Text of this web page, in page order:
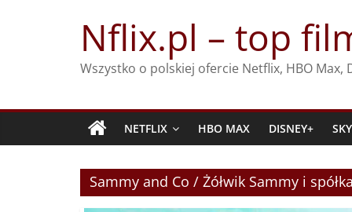
Nflix.pl – top
Wszystko o polskiej ofercie Netflix, HBO Max,
NETFLIX HBO MAX DISNEY+
Sammy and Co / Żółwik Sammy i